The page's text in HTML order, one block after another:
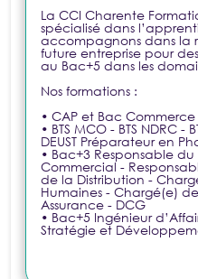
La CCI Charente
spécialisé dans
accompagnons dans la
future entreprise pour
au Bac+5 dans les
Nos formations :
• CAP et Bac Commerce
• BTS MCO - BTS NDRC -
DEUST Préparateur en
• Bac+3 Responsable
Commercial -
de la Distribution -
Humaines - Chargé(e)
Assurance - DCG
• Bac+5 Ingénieur
Stratégie et